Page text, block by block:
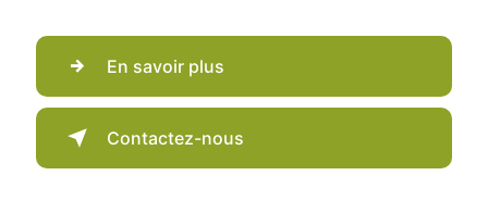
En savoir plus
Contactez-nous